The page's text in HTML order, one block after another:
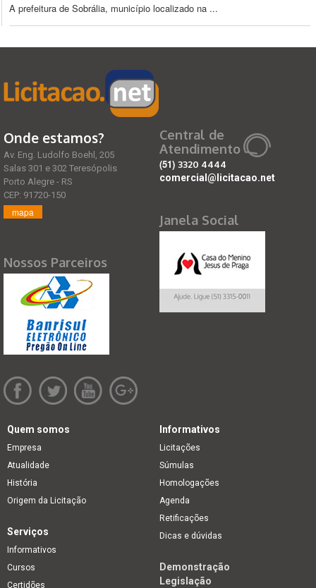
A prefeitura de Sobrália, município localizado na ...
Onde estamos?
Av. Eng. Ludolfo Boehl, 205
Salas 301 e 302 Teresópolis
Porto Alegre - RS
CEP: 91720-150
mapa
Nossos Parceiros
Central de
Atendimento
(51) 3320 4444
comercial@licitacao.net
Janela Social
Quem somos
Empresa
Atualidade
História
Origem da Licitação
Informativos
Licitações
Súmulas
Homologações
Agenda
Retificações
Dicas e dúvidas
Serviços
Informativos
Cursos
Certidões
Demonstração
Legislação